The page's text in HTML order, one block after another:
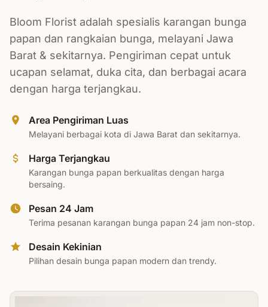
Bloom Florist adalah spesialis karangan bunga
papan dan rangkaian bunga, melayani Jawa
Barat & sekitarnya. Pengiriman cepat untuk
ucapan selamat, duka cita, dan berbagai acara
dengan harga terjangkau.
Area Pengiriman Luas
Melayani berbagai kota di Jawa Barat dan sekitarnya.
Harga Terjangkau
Karangan bunga papan berkualitas dengan harga
bersaing.
Pesan 24 Jam
Terima pesanan karangan bunga papan 24 jam non-stop.
Desain Kekinian
Pilihan desain bunga papan modern dan trendy.